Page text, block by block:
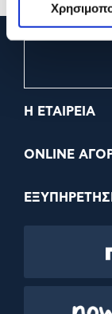
Η ΕΤΑΙΡΕΙΑ
ONLINE